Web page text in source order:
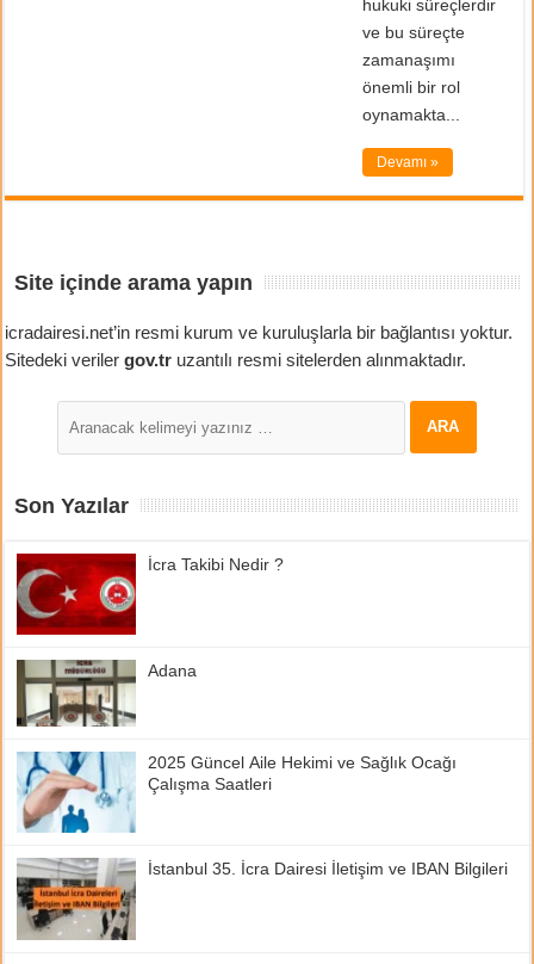
hukuki süreçlerdir
ve bu süreçte
zamanaşımı
önemli bir rol
oynamakta...
Devamı »
Site içinde arama yapın
icradairesi.net’in resmi kurum ve kuruluşlarla bir bağlantısı yoktur.
Sitedeki verilergov.tr uzantılı resmi sitelerden alınmaktadır.
Son Yazılar
İcra Takibi Nedir ?
Adana
2025 Güncel Aile Hekimi ve Sağlık Ocağı
Çalışma Saatleri
İstanbul 35. İcra Dairesi İletişim ve IBAN Bilgileri